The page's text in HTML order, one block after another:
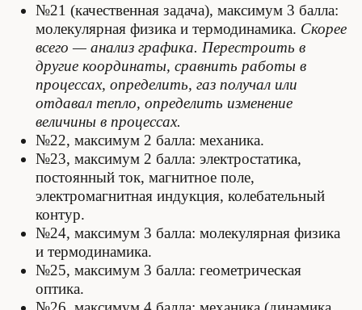
№21 (качественная задача), максимум 3 балла:
молекулярная физика и термодинамика. Скорее
всего — анализ графика. Перестроить в
другие координаты, сравнить работы в
процессах, определить, газ получал или
отдавал тепло, определить изменение
величины в процессах.
№22, максимум 2 балла: механика.
№23, максимум 2 балла: элек­тро­ста­ти­ка,
постоянный ток, магнитное поле,
электромагнитная индукция, колебательный
контур.
№24, максимум 3 балла: молекулярная физика
и термодинамика.
№25, максимум 3 балла: геометрическая
оптика.